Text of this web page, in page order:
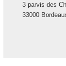
3 parvis des
33000